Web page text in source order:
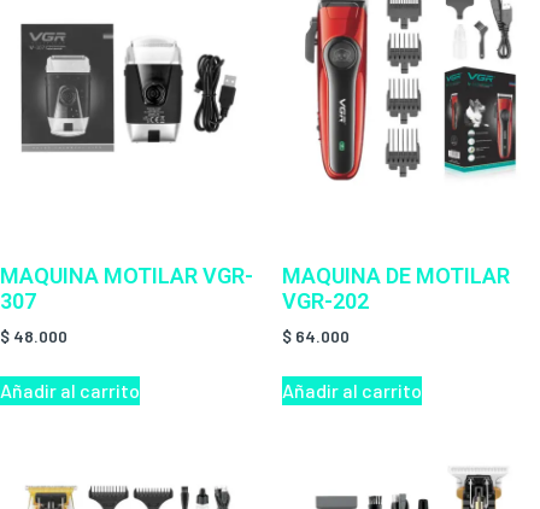
MAQUINA MOTILAR VGR-
307
$ 48.000
Añadir al carrito
MAQUINA DE MOTILAR
VGR-202
$ 64.000
Añadir al carrito